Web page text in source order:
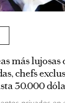
más lujosas
chefs
30.000